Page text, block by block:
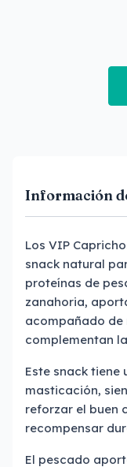
Información
Los VIP
snack natural
proteínas de
zanahoria,
acompañado de
complementan
Este snack tiene
masticación,
reforzar el buen
recompensar
El pescado